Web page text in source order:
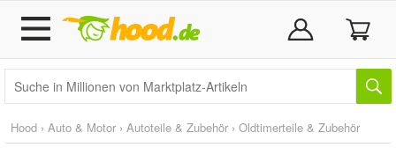
Hood › Auto & Motor › Autoteile & Zubehör › Oldtimerteile & Zubehör